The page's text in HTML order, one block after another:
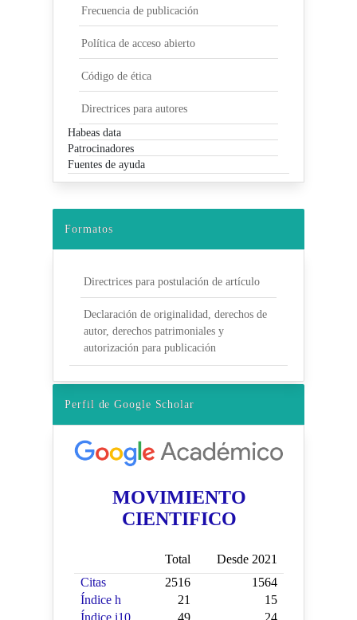
Frecuencia de publicación
Política de acceso abierto
Código de ética
Directrices para autores
Habeas data
Patrocinadores
Fuentes de ayuda
Formatos
Directrices para postulación de artículo
Declaración de originalidad, derechos de
autor, derechos patrimoniales y
autorización para publicación
Perfil de Google Scholar